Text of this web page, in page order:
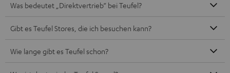
Was bedeutet „Direktvertrieb“ bei Teufel?
Gibt es Teufel Stores, die ich besuchen kann?
Wie lange gibt es Teufel schon?